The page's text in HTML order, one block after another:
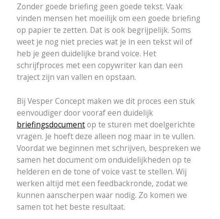
Zonder goede briefing geen goede tekst. Vaak
vinden mensen het moeilijk om een goede briefing
op papier te zetten. Dat is ook begrijpelijk. Soms
weet je nog niet precies wat je in een tekst wil of
heb je geen duidelijke brand voice. Het
schrijfproces met een copywriter kan dan een
traject zijn van vallen en opstaan.
Bij Vesper Concept maken we dit proces een stuk
eenvoudiger door vooraf een duidelijk
briefingsdocumentop te sturen met doelgerichte
vragen. Je hoeft deze alleen nog maar in te vullen.
Voordat we beginnen met schrijven, bespreken we
samen het document om onduidelijkheden op te
helderen en de tone of voice vast te stellen. Wij
werken altijd met een feedbackronde, zodat we
kunnen aanscherpen waar nodig. Zo komen we
samen tot het beste resultaat.